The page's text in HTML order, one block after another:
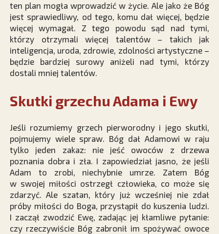
ten plan mogła wprowadzić w życie. Ale jako że Bóg
jest sprawiedliwy, od tego, komu dał więcej, będzie
więcej wymagał. Z tego powodu sąd nad tymi,
którzy otrzymali więcej talentów – takich jak
inteligencja, uroda, zdrowie, zdolności artystyczne –
będzie bardziej surowy aniżeli nad tymi, którzy
dostali mniej talentów.
Skutki grzechu Adama i Ewy
Jeśli rozumiemy grzech pierworodny i jego skutki,
pojmujemy wiele spraw. Bóg dał Adamowi w raju
tylko jeden zakaz: nie jeść owoców z drzewa
poznania dobra i zła. I zapowiedział jasno, że jeśli
Adam to zrobi, niechybnie umrze. Zatem Bóg
w swojej miłości ostrzegł człowieka, co może się
zdarzyć. Ale szatan, który już wcześniej nie zdał
próby miłości do Boga, przystąpił do kuszenia ludzi.
I zaczął zwodzić Ewę, zadając jej kłamliwe pytanie:
czy rzeczywiście Bóg zabronił im spożywać owoce